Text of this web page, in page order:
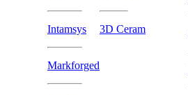
Intamsys
Markforged
3D Ceram